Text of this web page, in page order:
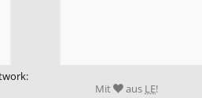
Mit aus LE!